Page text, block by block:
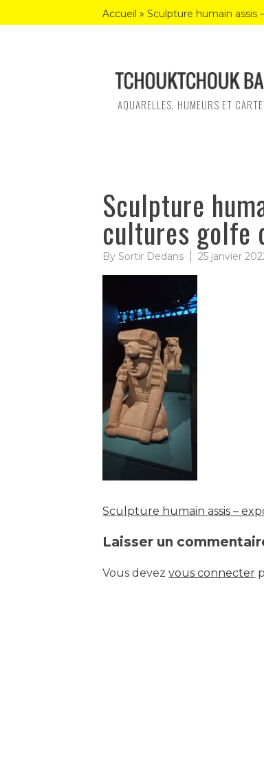
to
Accueil » Sculpture humain assis
AQUARELLES, HUMEURS ET
Sculpture
cultures golfe
By Sortir Dedans 25 janvier
Navigation
de
Sculpture humain assis –
Laisser un
Vous devezvous connecter